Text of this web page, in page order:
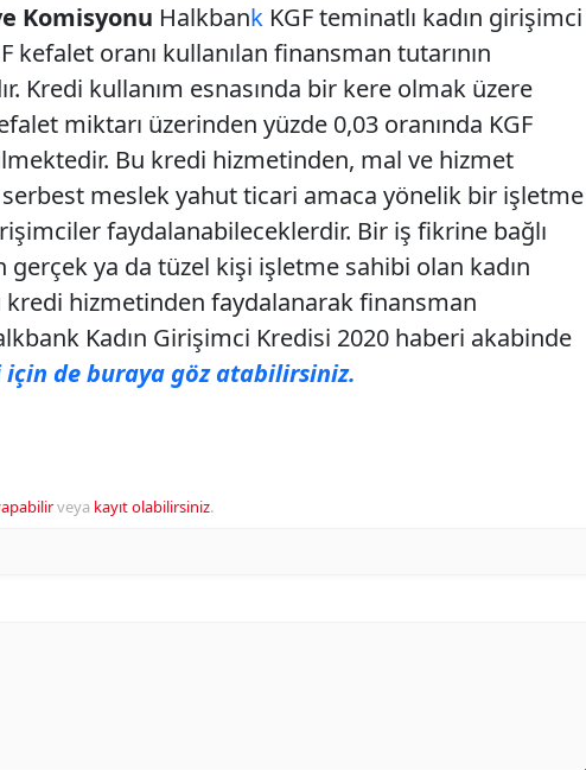
Komisyonu Halkbank KGF teminatlı kadın girişimci
kefalet oranı kullanılan finansman tutarının
Kredi kullanım esnasında bir kere olmak üzere
miktarı üzerinden yüzde 0,03 oranında KGF
Bu kredi hizmetinden, mal ve hizmet
meslek yahut ticari amaca yönelik bir işletme
faydalanabileceklerdir. Bir iş fikrine bağlı
ya da tüzel kişi işletme sahibi olan kadın
hizmetinden faydalanarak finansman
Kadın Girişimci Kredisi 2020 haberi akabinde
de buraya göz atabilirsiniz.
veya kayıt olabilirsiniz.